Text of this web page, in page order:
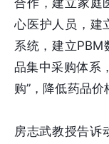
合作，建立家庭
心医护人员，建
系统，建立
品集中采购体系
购”，降低药品价
房志武教授告诉